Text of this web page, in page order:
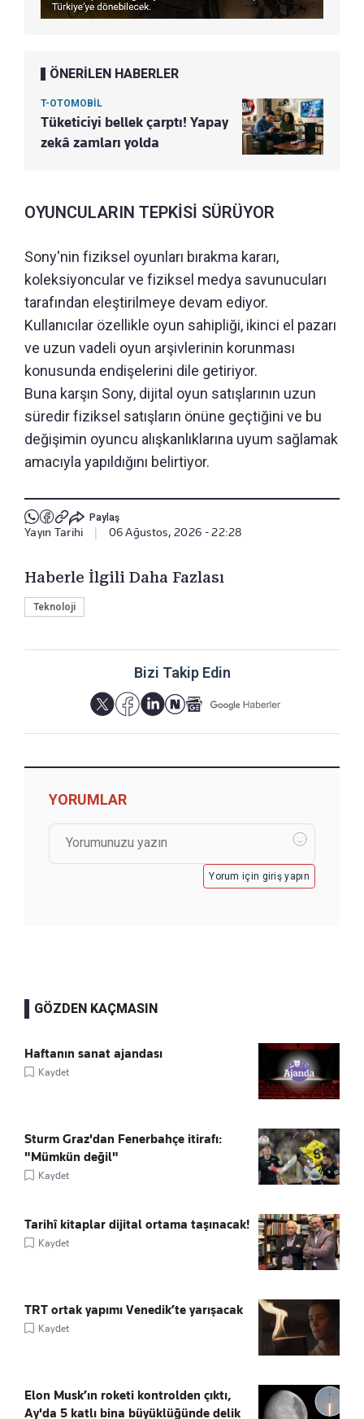
ÖNERİLEN HABERLER
T-OTOMOBİL
Tüketiciyi bellek çarptı! Yapay
zekâ zamları yolda
OYUNCULARIN TEPKİSİ SÜRÜYOR
Sony'nin fiziksel oyunları bırakma kararı,
koleksiyoncular ve fiziksel medya savunucuları
tarafından eleştirilmeye devam ediyor.
Kullanıcılar özellikle oyun sahipliği, ikinci el pazarı
ve uzun vadeli oyun arşivlerinin korunması
konusunda endişelerini dile getiriyor.
Buna karşın Sony, dijital oyun satışlarının uzun
süredir fiziksel satışların önüne geçtiğini ve bu
değişimin oyuncu alışkanlıklarına uyum sağlamak
amacıyla yapıldığını belirtiyor.
Paylaş
Yayın Tarihi 06 Ağustos, 2026 - 22:28
Haberle İlgili Daha Fazlası
Teknoloji
Bizi Takip Edin
YORUMLAR
Yorum için giriş yapın
GÖZDEN KAÇMASIN
Haftanın sanat ajandası
Kaydet
Sturm Graz'dan Fenerbahçe itirafı:
"Mümkün değil"
Kaydet
Tarihî kitaplar dijital ortama taşınacak!
Kaydet
TRT ortak yapımı Venedik’te yarışacak
Kaydet
Elon Musk’ın roketi kontrolden çıktı,
Ay'da 5 katlı bina büyüklüğünde delik